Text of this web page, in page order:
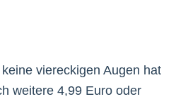
viereckigen Augen hat
weitere 4,99 Euro oder